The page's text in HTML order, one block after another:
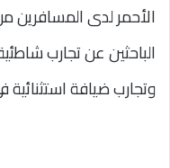
الأحمر لدى المسافرين
الباحثين عن تجارب
وتجارب ضيافة